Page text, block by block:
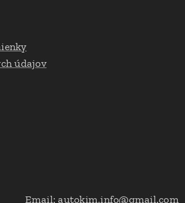
údajov
Email: autokim.info@gmail.com